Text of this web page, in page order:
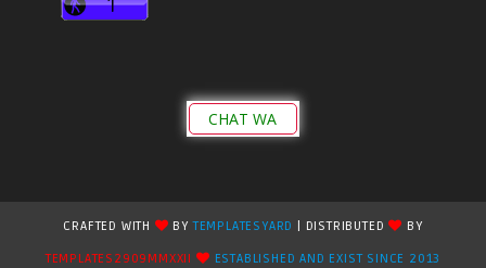
CHAT WA
CRAFTED WITH BYTEMPLATESYARD | DISTRIBUTED
BY
TEMPLATES2909MMXXII
ESTABLISHED AND EXIST SINCE 2013